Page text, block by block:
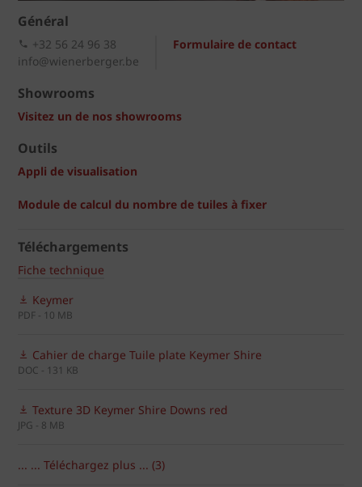
Général
Formulaire de contact
+32 56 24 96 38
info@wienerberger.be
Showrooms
Visitez un de nos showrooms
Outils
Appli de visualisation
Module de calcul du nombre de tuiles à fixer
Téléchargements
Fiche technique
Keymer
PDF - 10 MB
Cahier de charge Tuile plate Keymer Shire
DOC - 131 KB
Texture 3D Keymer Shire Downs red
JPG - 8 MB
... ... Téléchargez plus ... (3)